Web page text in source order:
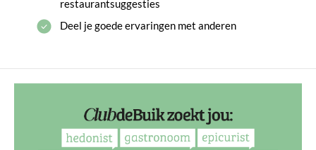
restaurantsuggesties
Deel je goede ervaringen met anderen